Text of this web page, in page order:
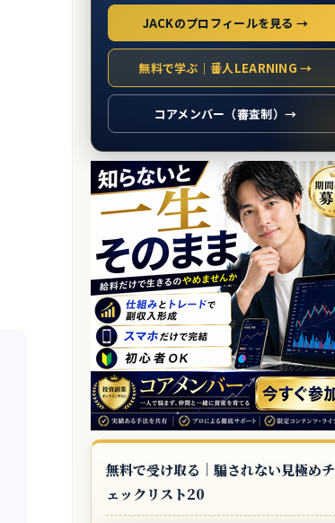
JACKのプロフィールを見る →
無料で学ぶ｜番人LEARNING →
コアメンバー（審査制）→
無料で受け取る｜騙されない見極めチ
ェックリスト20